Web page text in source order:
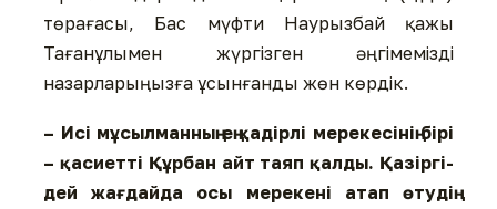
төрағасы, Бас мүфти Наурызбай қажы
Тағанұлымен жүргізген әңгімемізді
назарларыңызға ұсынғанды жөн көрдік.
– Исі мұсылманның ең қа­дір­лі мерекесінің бірі
– қасиетті Құрбан айт таяп қалды. Қа­зір­гі­
дей жағдайда осы мерекені атап өтудің